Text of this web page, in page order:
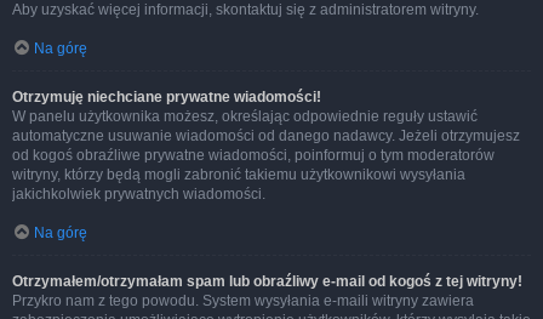
Aby uzyskać więcej informacji, skontaktuj się z administratorem witryny.
Na górę
Otrzymuję niechciane prywatne wiadomości!
W panelu użytkownika możesz, określając odpowiednie reguły ustawić
automatyczne usuwanie wiadomości od danego nadawcy. Jeżeli otrzymujesz
od kogoś obraźliwe prywatne wiadomości, poinformuj o tym moderatorów
witryny, którzy będą mogli zabronić takiemu użytkownikowi wysyłania
jakichkolwiek prywatnych wiadomości.
Na górę
Otrzymałem/otrzymałam spam lub obraźliwy e-mail od kogoś z tej witryny!
Przykro nam z tego powodu. System wysyłania e-maili witryny zawiera